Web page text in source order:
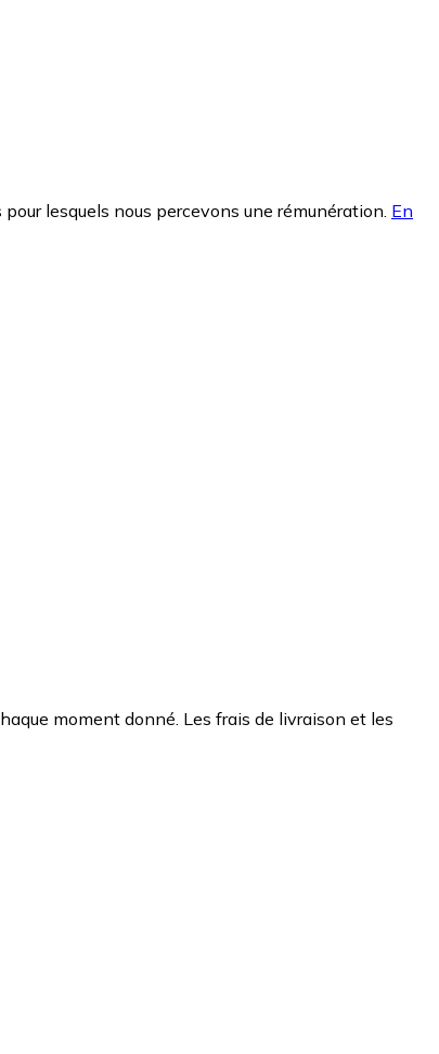
lesquels nous percevons une rémunération. En
moment donné. Les frais de livraison et les